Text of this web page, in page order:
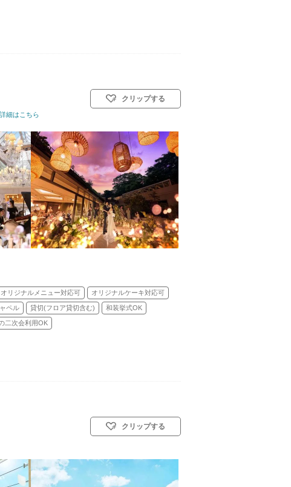
ト教式)／人前式／和装人前式
細はこちら
クリップする
オリジナルメニュー対応可 オリジナルケーキ対応可
ペル 貸切(フロア貸切含む) 和装挙式OK
二次会利用OK
式)／神前式／人前式／仏前式／和装人前式
クリップする